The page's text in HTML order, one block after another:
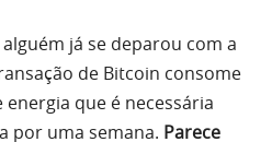
já se deparou com a
de Bitcoin consome
que é necessária
por uma semana. Parece